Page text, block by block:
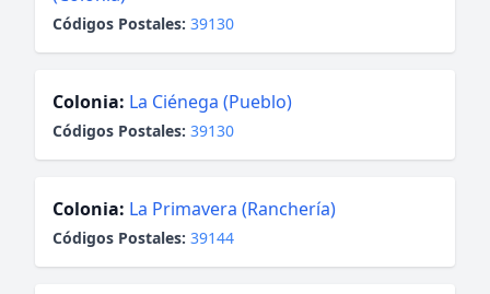
Códigos Postales: 39130
Colonia: La Ciénega (Pueblo)
Códigos Postales: 39130
Colonia: La Primavera (Ranchería)
Códigos Postales: 39144